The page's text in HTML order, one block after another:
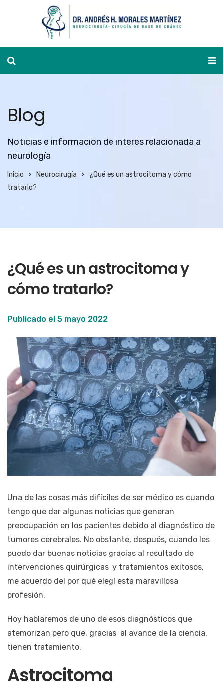
Blog
Noticias e información de interés relacionada a
neurología
Inicio Neurocirugía
¿Qué es un astrocitoma y cómo
tratarlo?
¿Qué es un astrocitoma y
cómo tratarlo?
Publicado el 5 mayo 2022
Una de las cosas más difíciles de ser médico es cuando
tengo que dar algunas noticias que generan
preocupación en los pacientes debido al diagnóstico de
tumores cerebrales. No obstante, después, cuando les
puedo dar buenas noticias gracias al resultado de
intervenciones quirúrgicas y tratamientos exitosos,
me acuerdo del por qué elegí esta maravillosa
profesión.
Hoy hablaremos de uno de esos diagnósticos que
atemorizan pero que, gracias al avance de la ciencia,
tienen tratamiento.
Astrocitoma